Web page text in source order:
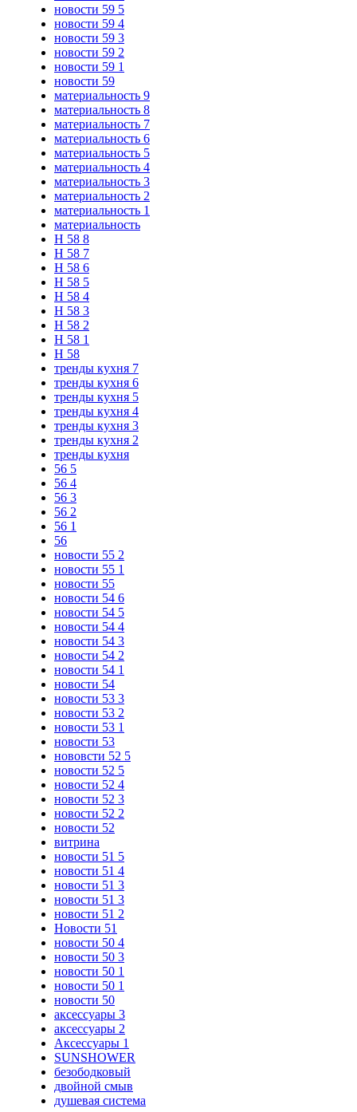
новости 59 5
новости 59 4
новости 59 3
новости 59 2
новости 59 1
новости 59
материальность 9
материальность 8
материальность 7
материальность 6
материальность 5
материальность 4
материальность 3
материальность 2
материальность 1
материальность
Н 58 8
Н 58 7
Н 58 6
Н 58 5
Н 58 4
Н 58 3
Н 58 2
Н 58 1
Н 58
тренды кухня 7
тренды кухня 6
тренды кухня 5
тренды кухня 4
тренды кухня 3
тренды кухня 2
тренды кухня
56 5
56 4
56 3
56 2
56 1
56
новости 55 2
новости 55 1
новости 55
новости 54 6
новости 54 5
новости 54 4
новости 54 3
новости 54 2
новости 54 1
новости 54
новости 53 3
новости 53 2
новости 53 1
новости 53
нововсти 52 5
новости 52 5
новости 52 4
новости 52 3
новости 52 2
новости 52
витрина
новости 51 5
новости 51 4
новости 51 3
новости 51 3
новости 51 2
Новости 51
новости 50 4
новости 50 3
новости 50 1
новости 50 1
новости 50
аксессуары 3
аксессуары 2
Аксессуары 1
SUNSHOWER
безободковый
двойной смыв
душевая система